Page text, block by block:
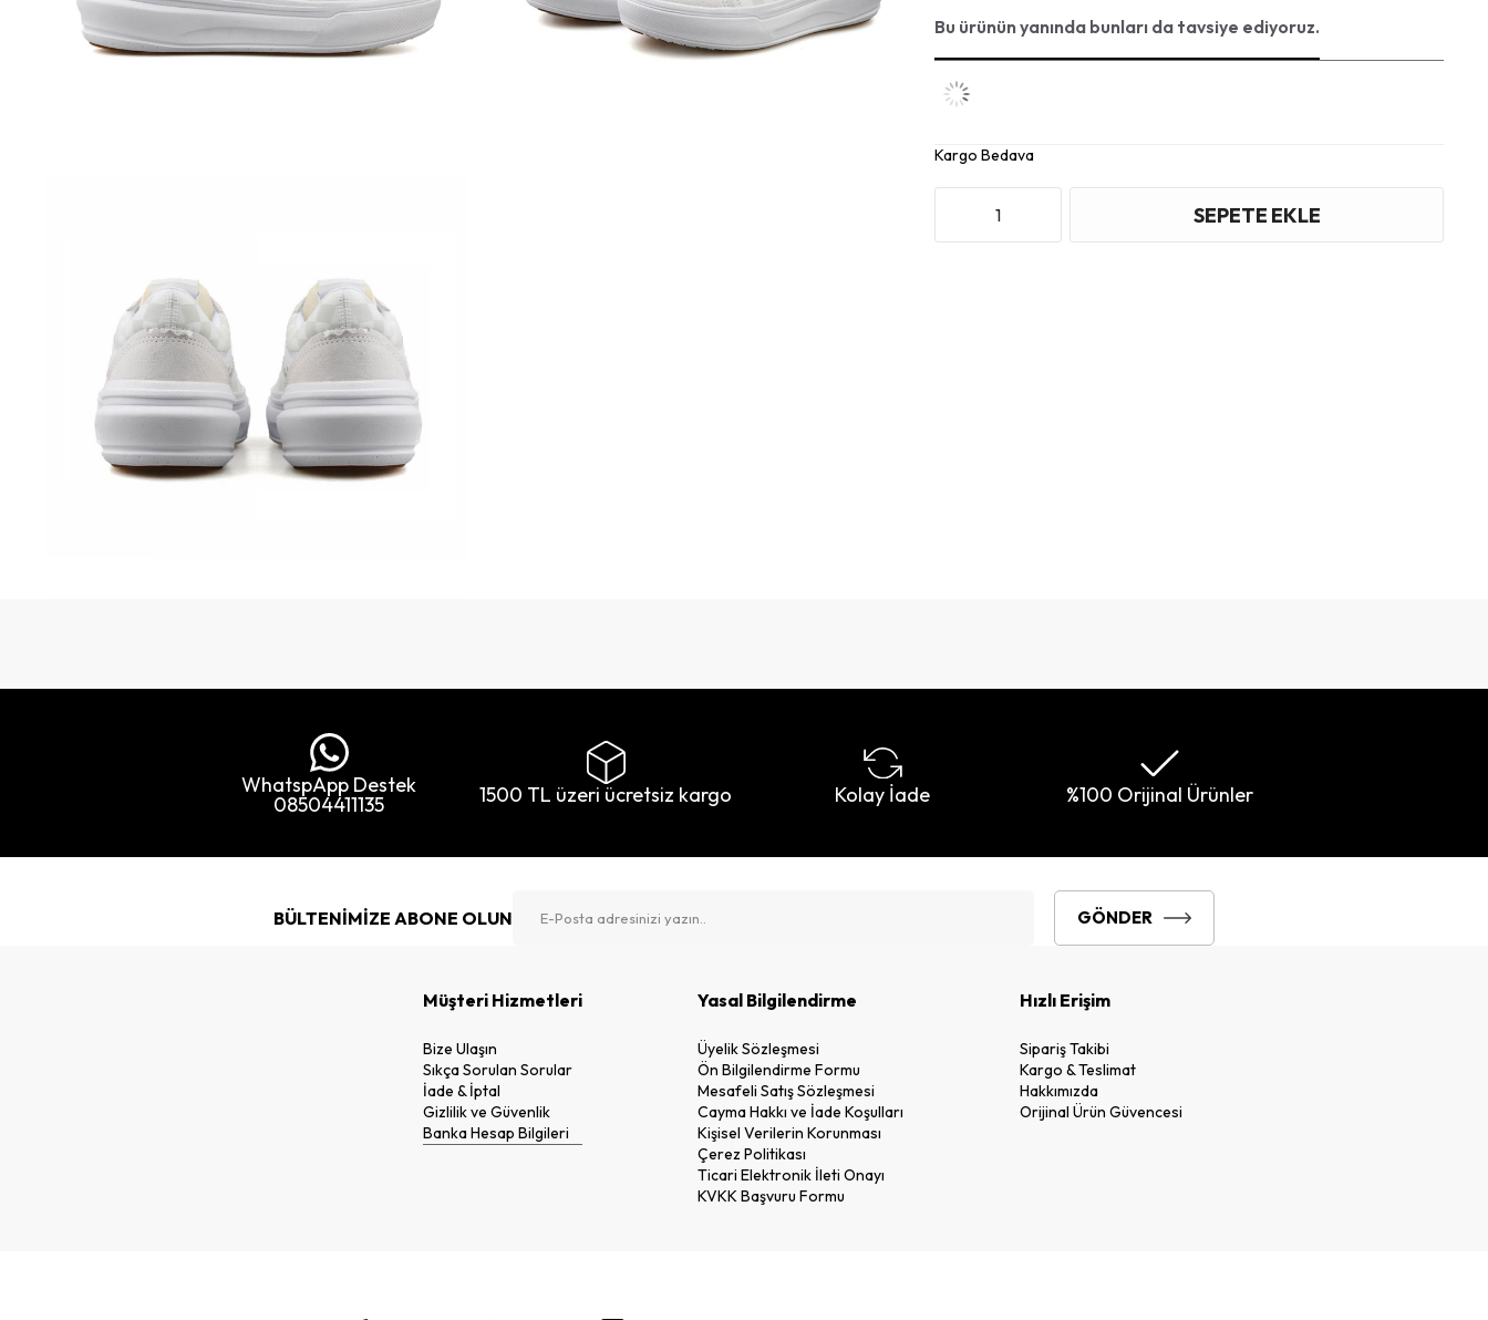
Bu ürünün yanında bunları da tavsiye ediyoruz.
Kargo Bedava
WhatspApp Destek
08504411135 1500 TL üzeri ücretsiz kargo Kolay İade %100 Orijinal Ürünler
BÜLTENİMİZE ABONE OLUN GÖNDER
Müşteri Hizmetleri
Bize Ulaşın
Sıkça Sorulan Sorular
İade & İptal
Gizlilik ve Güvenlik
Banka Hesap Bilgileri
Yasal Bilgilendirme
Üyelik Sözleşmesi
Ön Bilgilendirme Formu
Mesafeli Satış Sözleşmesi
Cayma Hakkı ve İade Koşulları
Kişisel Verilerin Korunması
Çerez Politikası
Ticari Elektronik İleti Onayı
KVKK Başvuru Formu
Hızlı Erişim
Sipariş Takibi
Kargo & Teslimat
Hakkımızda
Orijinal Ürün Güvencesi